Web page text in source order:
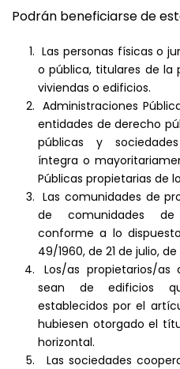
Podrán beneficiarse de
Las personas físicas o
o pública, titulares de la
viviendas o edificios.
Administraciones
entidades de derecho
públicas y
íntegra o
Públicas propietarias de
Las comunidades de
de comunidades de
conforme a lo
49/1960, de 21 de julio,
Los/as propietarios/
sean de edificios
establecidos por el
hubiesen otorgado el
horizontal.
Las sociedades